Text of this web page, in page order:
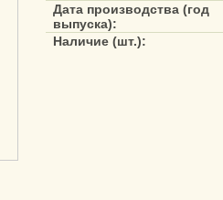
Дата производства (год
выпуска):
Наличие (шт.):